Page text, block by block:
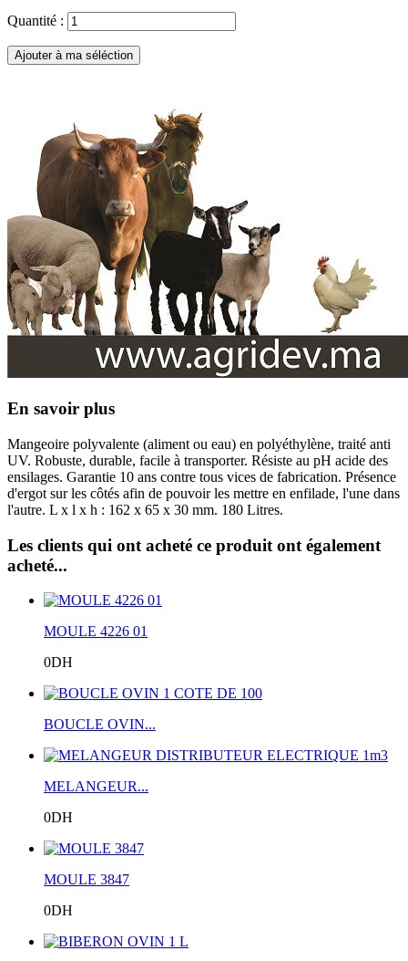
Quantité :
Ajouter à ma séléction
En savoir plus
Mangeoire polyvalente (aliment ou eau) en polyéthylène, traité anti
UV. Robuste, durable, facile à transporter. Résiste au pH acide des
ensilages. Garantie 10 ans contre tous vices de fabrication. Présence
d'ergot sur les côtés afin de pouvoir les mettre en enfilade, l'une dans
l'autre. L x l x h : 162 x 65 x 30 mm. 180 Litres.
Les clients qui ont acheté ce produit ont également
acheté...
MOULE 4226 01
0DH
BOUCLE OVIN...
MELANGEUR...
0DH
MOULE 3847
0DH